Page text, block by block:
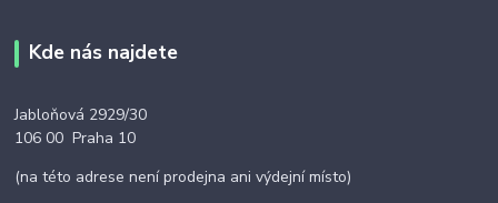
Kde nás najdete
Jabloňová 2929/30
106 00 Praha 10
(na této adrese není prodejna ani výdejní místo)